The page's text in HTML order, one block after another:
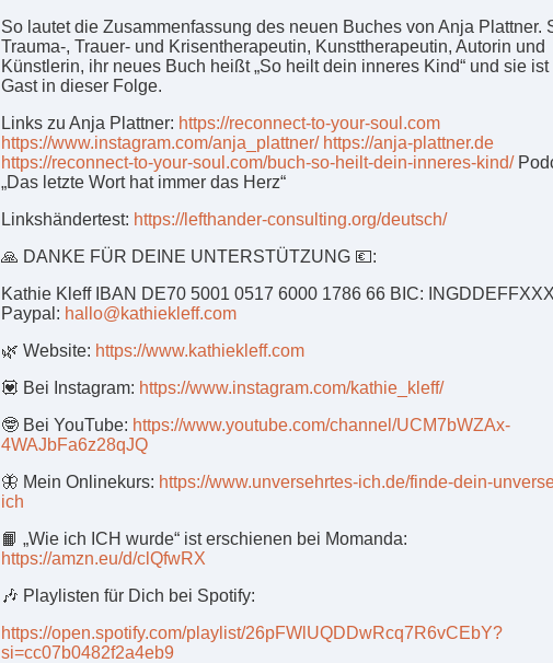
So lautet die Zusammenfassung des neuen Buches von Anja Plattner.
Trauma-, Trauer- und Krisentherapeutin, Kunsttherapeutin, Autorin und
Künstlerin, ihr neues Buch heißt „So heilt dein inneres Kind“ und sie ist
Gast in dieser Folge.
Links zu Anja Plattner: https://reconnect-to-your-soul.com
https://www.instagram.com/anja_plattner/ https://anja-plattner.de
https://reconnect-to-your-soul.com/buch-so-heilt-dein-inneres-kind/
„Das letzte Wort hat immer das Herz“
Linkshändertest: https://lefthander-consulting.org/deutsch/
🙏 DANKE FÜR DEINE UNTERSTÜTZUNG 💶:
Kathie Kleff IBAN DE70 5001 0517 6000 1786 66 BIC: INGDDEFFXXX
Paypal: hallo@kathiekleff.com
🌿 Website: https://www.kathiekleff.com
💟 Bei Instagram: https://www.instagram.com/kathie_kleff/
🤓 Bei YouTube: https://www.youtube.com/channel/UCM7bWZAx-
4WAJbFa6z28qJQ
🦋 Mein Onlinekurs: https://www.unversehrtes-ich.de/finde-dein-
ich
📙 „Wie ich ICH wurde“ ist erschienen bei Momanda:
https://amzn.eu/d/clQfwRX
🎶 Playlisten für Dich bei Spotify:
https://open.spotify.com/playlist/26pFWlUQDDwRcq7R6vCEbY?
si=cc07b0482f2a4eb9